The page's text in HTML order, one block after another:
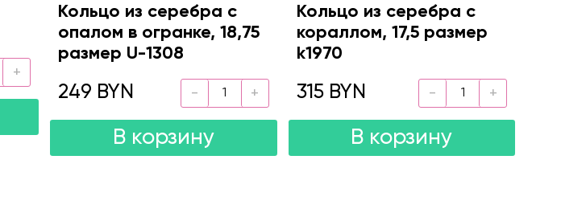
Кольцо из серебра с
опалом в огранке, 18,75
размер U-1308
249 BYN
В корзину
Кольцо из серебра с
кораллом, 17,5 размер
k1970
315 BYN
В корзину